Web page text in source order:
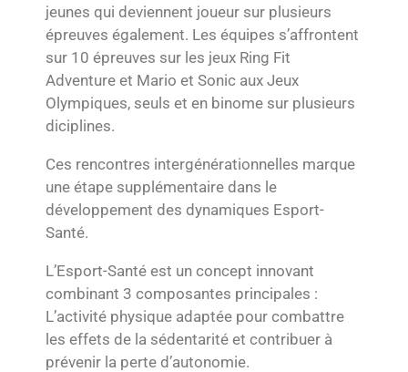
jeunes qui deviennent joueur sur plusieurs
épreuves également. Les équipes s’affrontent
sur 10 épreuves sur les jeux Ring Fit
Adventure et Mario et Sonic aux Jeux
Olympiques, seuls et en binome sur plusieurs
diciplines.
Ces rencontres intergénérationnelles marque
une étape supplémentaire dans le
développement des dynamiques Esport-
Santé.
L’Esport-Santé est un concept innovant
combinant 3 composantes principales :
L’activité physique adaptée pour combattre
les effets de la sédentarité et contribuer à
prévenir la perte d’autonomie.